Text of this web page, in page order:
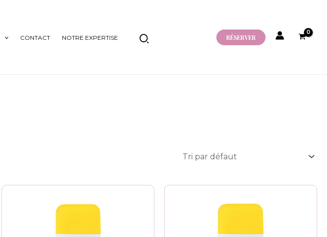
CONTACT NOTRE EXPERTISE RÉSERVER